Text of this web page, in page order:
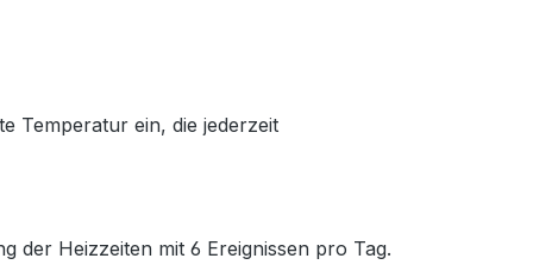
Temperatur ein, die jederzeit
der Heizzeiten mit 6 Ereignissen pro Tag.